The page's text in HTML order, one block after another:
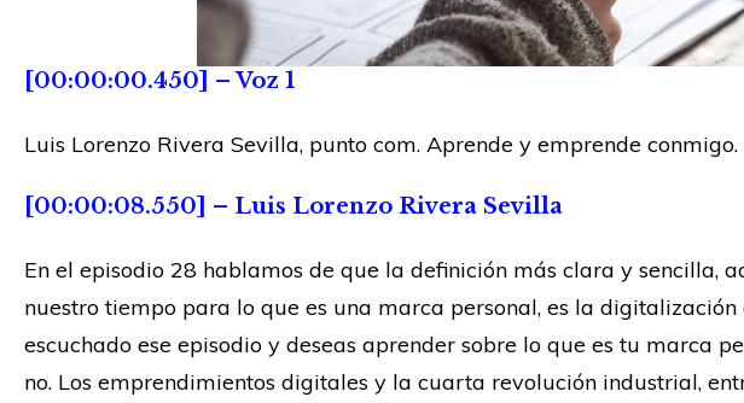
[00:00:00.450] – Voz 1
Luis Lorenzo Rivera Sevilla, punto com. Aprende y emprende conmigo.
[00:00:08.550] – Luis Lorenzo Rivera Sevilla
En el episodio 28 hablamos de que la definición más clara y sencilla,
nuestro tiempo para lo que es una marca personal, es la digitalización
escuchado ese episodio y deseas aprender sobre lo que es tu marca
no. Los emprendimientos digitales y la cuarta revolución industrial,